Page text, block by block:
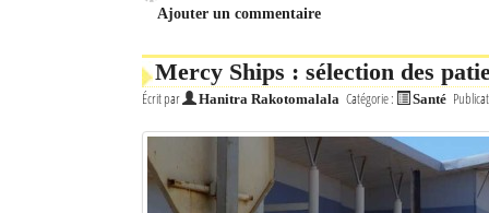
Ajouter un commentaire
Mercy Ships : sélection des
Écrit par Hanitra Rakotomalala Catégorie : Santé